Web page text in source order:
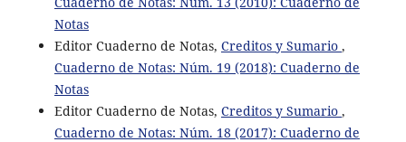
Notas
Editor Cuaderno de Notas, Creditos y Sumario ,
Cuaderno de Notas: Núm. 19 (2018): Cuaderno de
Notas
Editor Cuaderno de Notas, Creditos y Sumario ,
Cuaderno de Notas: Núm. 18 (2017): Cuaderno de